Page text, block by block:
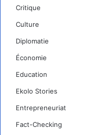
Critique
Culture
Diplomatie
Économie
Education
Ekolo Stories
Entrepreneuriat
Fact-Checking